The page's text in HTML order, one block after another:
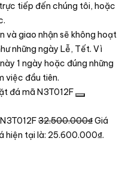
tiếp đến chúng tôi, hoặc
và giao nhận sẽ không hoạt
những ngày Lễ, Tết. Vì
1 ngày hoặc đúng những
việc đầu tiên.
đá mã N3T012F
32.500.000₫Giá
hiện tại là: 25.600.000₫.